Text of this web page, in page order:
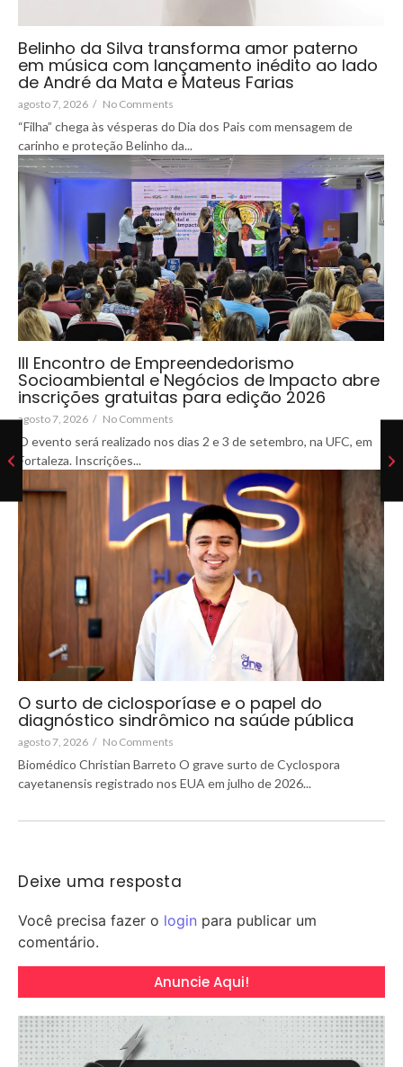
Belinho da Silva transforma amor paterno
em música com lançamento inédito ao lado
de André da Mata e Mateus Farias
agosto 7, 2026 / No Comments
“Filha” chega às vésperas do Dia dos Pais com mensagem de
carinho e proteção Belinho da...
III Encontro de Empreendedorismo
Socioambiental e Negócios de Impacto abre
inscrições gratuitas para edição 2026
agosto 7, 2026 / No Comments
O evento será realizado nos dias 2 e 3 de setembro, na UFC, em
Fortaleza. Inscrições...
O surto de ciclosporíase e o papel do
diagnóstico sindrômico na saúde pública
agosto 7, 2026 / No Comments
Biomédico Christian Barreto O grave surto de Cyclospora
cayetanensis registrado nos EUA em julho de 2026...
Deixe uma resposta
Você precisa fazer o login para publicar um
comentário.
Anuncie Aqui!